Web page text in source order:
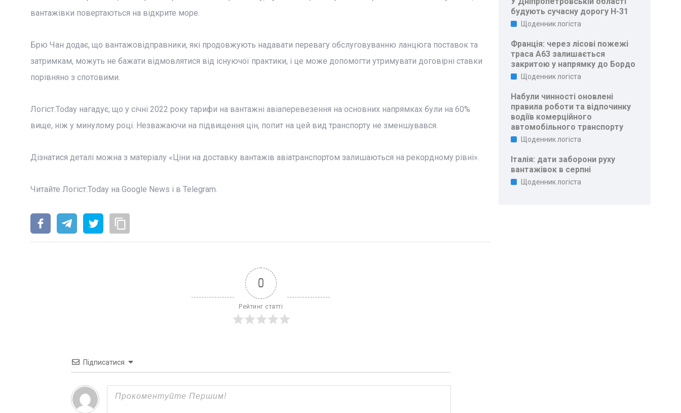
вантажівки повертаються на відкрите море.
Брю Чан додає, що вантажовідправники, які продовжують надавати перевагу обслуговуванню ланцюга поставок та
затримкам, можуть не бажати відмовлятися від існуючої практики, і це може допомогти утримувати договірні ставки
порівняно з спотовими.
Логіст.Today нагадує, що у січні 2022 року тарифи на вантажні авіаперевезення на основних напрямках були на 60%
вище, ніж у минулому році. Незважаючи на підвищення цін, попит на цей вид транспорту не зменшувався.
Дізнатися деталі можна з матеріалу «Ціни на доставку вантажів авіатранспортом залишаються на рекордному рівні».
Читайте Логіст.Today на Google News і в Telegram.
0
Рейтинг статті
Підписатися
будують сучасну дорогу Н-31
Щоденник логіста
Франція: через лісові пожежі
траса A63 залишається
закритою у напрямку до Бордо
Щоденник логіста
Набули чинності оновлені
правила роботи та відпочинку
водіїв комерційного
автомобільного транспорту
Щоденник логіста
Італія: дати заборони руху
вантажівок в серпні
Щоденник логіста